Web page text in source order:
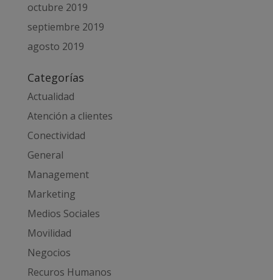
octubre 2019
septiembre 2019
agosto 2019
Categorías
Actualidad
Atención a clientes
Conectividad
General
Management
Marketing
Medios Sociales
Movilidad
Negocios
Recuros Humanos